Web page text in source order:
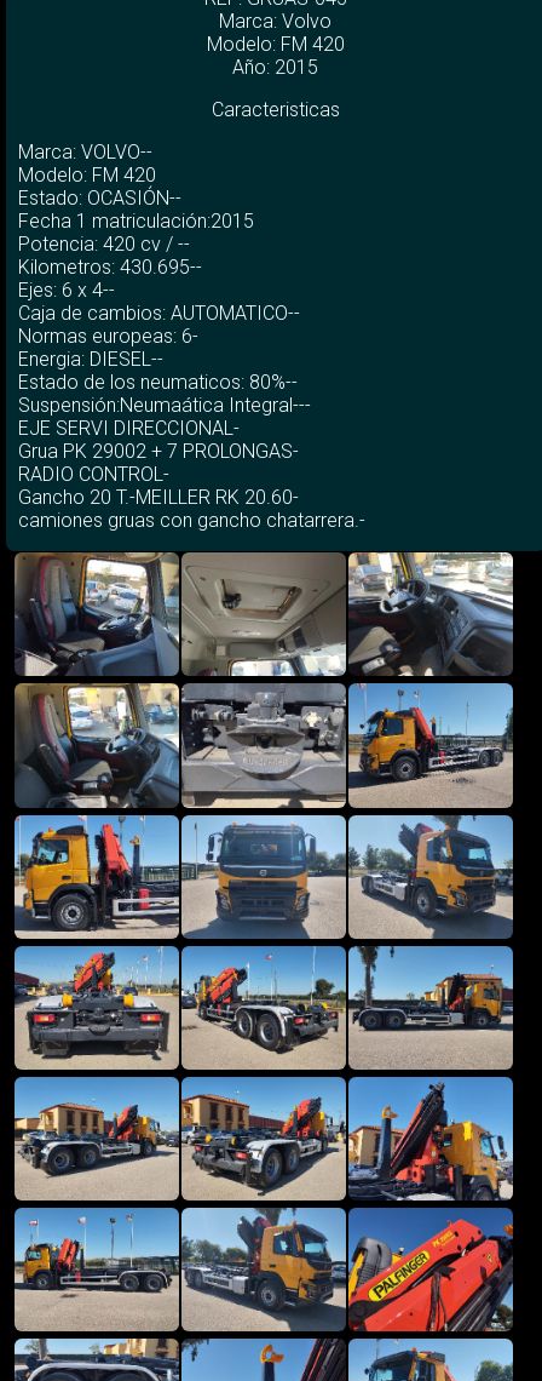
Marca:Volvo
Modelo: FM 420
Año: 2015
Caracteristicas
Marca: VOLVO--
Modelo: FM 420
Estado: OCASIÓN--
Fecha 1 matriculación:2015
Potencia: 420 cv / --
Kilometros: 430.695--
Ejes: 6 x 4--
Caja de cambios: AUTOMATICO--
Normas europeas: 6-
Energia: DIESEL--
Estado de los neumaticos: 80%--
Suspensión:Neumaática Integral---
EJE SERVI DIRECCIONAL-
Grua PK 29002 + 7 PROLONGAS-
RADIO CONTROL-
Gancho 20 T.-MEILLER RK 20.60-
camiones gruas con gancho chatarrera.-